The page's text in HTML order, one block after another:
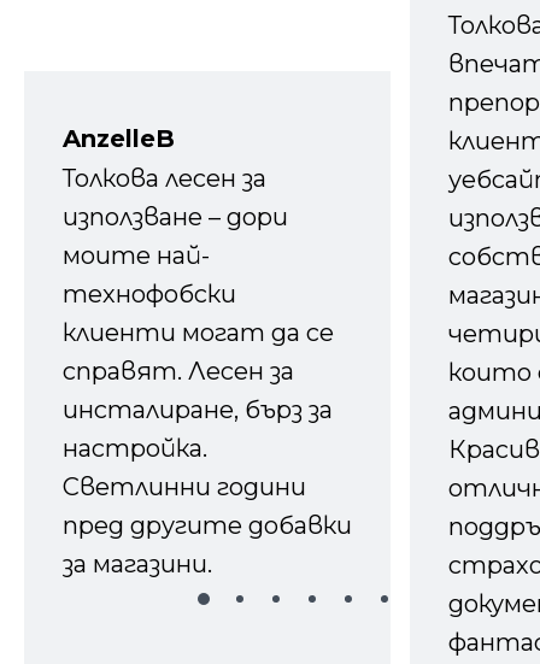
AnzelleB
Толкова лесен за
използване – дори
моите най-
технофобски
клиенти могат да се
справят. Лесен за
инсталиране, бърз за
настройка.
Светлинни години
пред другите добавки
за магазини.
които